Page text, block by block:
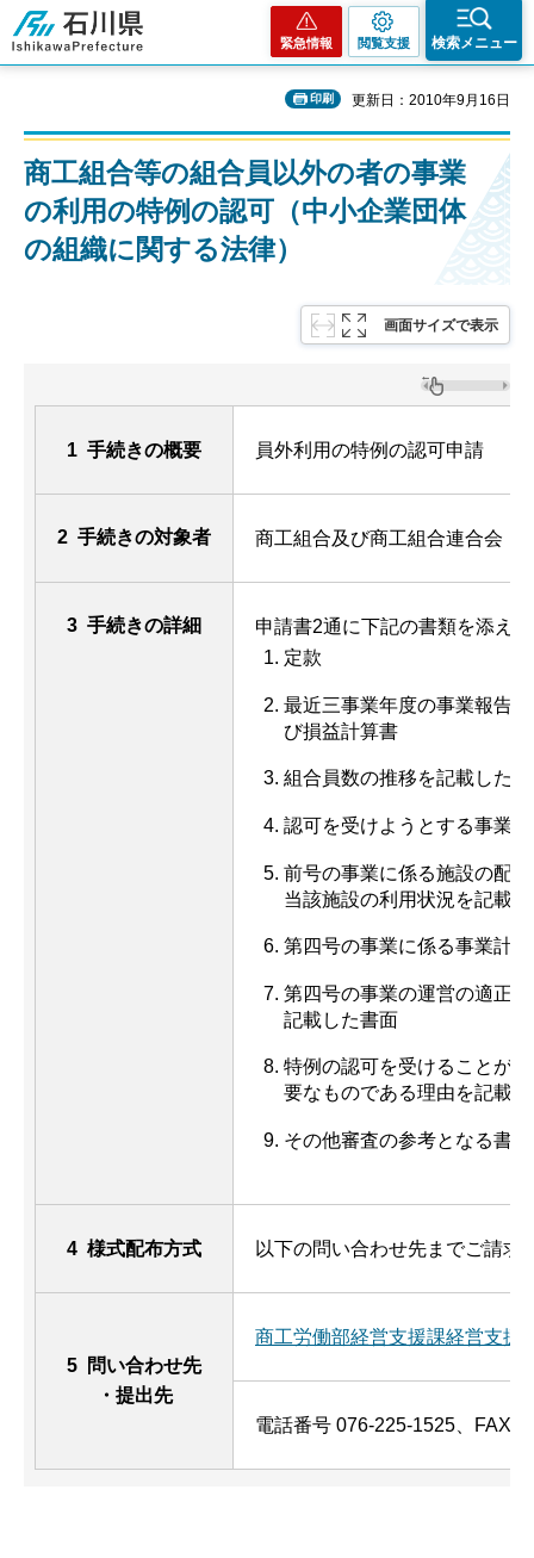
石川県
緊急情報 閲覧支援 検索メニュー
印刷 更新日：2010年9月16日
商工組合等の組合員以外の者の事業
の利用の特例の認可（中小企業団体
の組織に関する法律）
画面サイズで表示
1 手続きの概要 員外利用の特例の認可申請
2 手続きの対象者 商工組合及び商工組合連合会
3 手続きの詳細
申請書2通に下記の書類を添え
定款
最近三事業年度の事業報告
び損益計算書
組合員数の推移を記載した
認可を受けようとする事業
前号の事業に係る施設の配
当該施設の利用状況を記載
第四号の事業に係る事業計
第四号の事業の運営の適正
記載した書面
特例の認可を受けることが
要なものである理由を記載
その他審査の参考となる書類
4 様式配布方式 以下の問い合わせ先までご請求
5 問い合わせ先
・提出先
商工労働部経営支援課経営支援
電話番号 076-225-1525、FAX